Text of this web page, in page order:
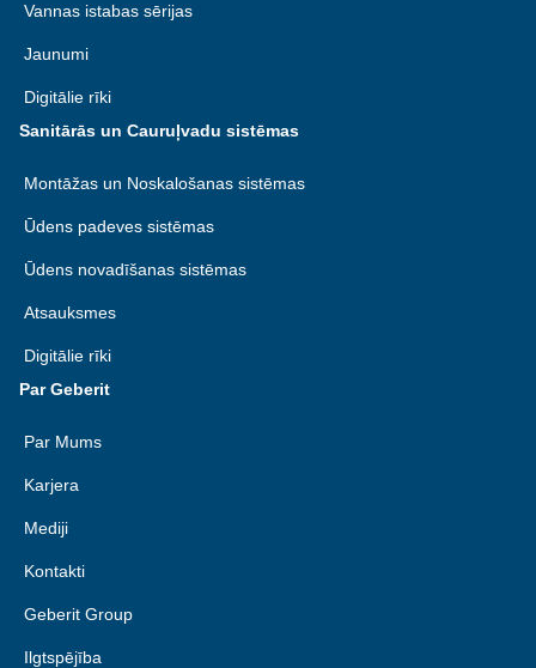
Vannas istabas sērijas
Jaunumi
Digitālie rīki
Sanitārās un Cauruļvadu sistēmas
Montāžas un Noskalošanas sistēmas
Ūdens padeves sistēmas
Ūdens novadīšanas sistēmas
Atsauksmes
Digitālie rīki
Par Geberit
Par Mums
Karjera
Mediji
Kontakti
Geberit Group
Ilgtspējība